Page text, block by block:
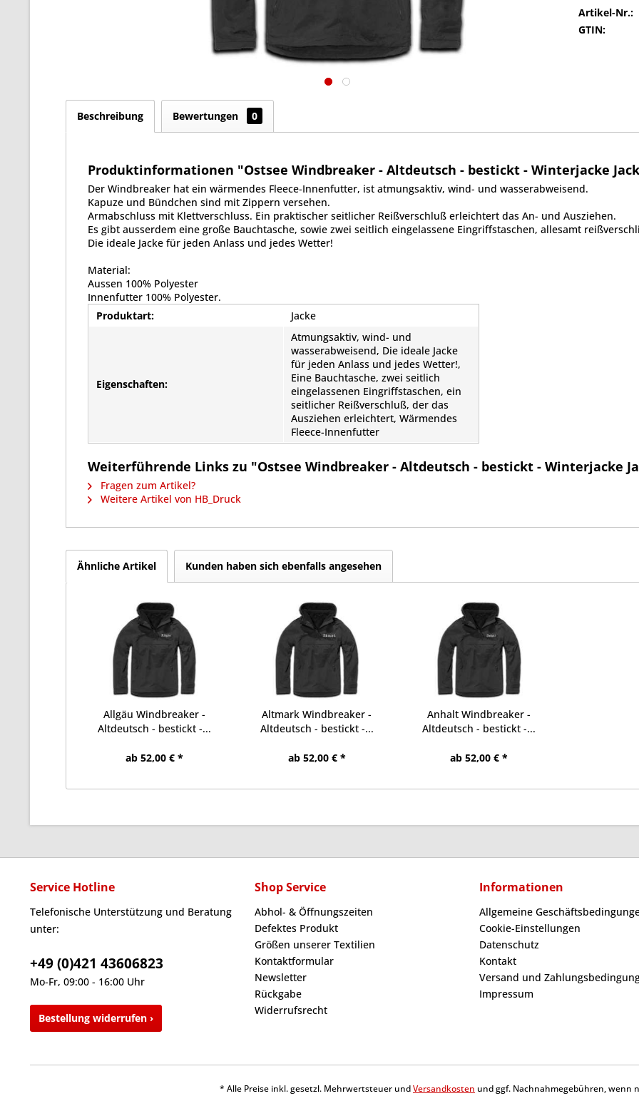
Artikel-Nr.:
GTIN:
Beschreibung Bewertungen 0
Produktinformationen "Ostsee Windbreaker - Altdeutsch - bestickt - Winterjacke
Der Windbreaker hat ein wärmendes Fleece-Innenfutter, ist atmungsaktiv, wind- und wasserabweisend.
Kapuze und Bündchen sind mit Zippern versehen.
Armabschluss mit Klettverschluss. Ein praktischer seitlicher Reißverschluß erleichtert das An- und Ausziehen.
Es gibt ausserdem eine große Bauchtasche, sowie zwei seitlich eingelassene Eingriffstaschen, allesamt
Die ideale Jacke für jeden Anlass und jedes Wetter!
Material:
Aussen 100% Polyester
Innenfutter 100% Polyester.
Produktart:
Jacke
Eigenschaften:
Atmungsaktiv, wind- und
wasserabweisend, Die ideale Jacke
für jeden Anlass und jedes Wetter!,
Eine Bauchtasche, zwei seitlich
eingelassenen Eingriffstaschen, ein
seitlicher Reißverschluß, der das
Ausziehen erleichtert, Wärmendes
Fleece-Innenfutter
Weiterführende Links zu "Ostsee Windbreaker - Altdeutsch - bestickt - Winterjacke
Fragen zum Artikel?
Weitere Artikel von HB_Druck
Ähnliche Artikel Kunden haben sich ebenfalls angesehen
Allgäu Windbreaker -
Altdeutsch - bestickt -...
ab 52,00 € *
Altmark Windbreaker -
Altdeutsch - bestickt -...
ab 52,00 € *
Anhalt Windbreaker -
Altdeutsch - bestickt -...
ab 52,00 € *
Service Hotline
Telefonische Unterstützung und Beratung
unter:
+49 (0)421 43606823
Mo-Fr, 09:00 - 16:00 Uhr
Bestellung widerrufen ›
Shop Service
Abhol- & Öffnungszeiten
Defektes Produkt
Größen unserer Textilien
Kontaktformular
Newsletter
Rückgabe
Widerrufsrecht
Informationen
Allgemeine
Cookie-Einstellungen
Datenschutz
Kontakt
Versand und
Impressum
* Alle Preise inkl. gesetzl. Mehrwertsteuer undVersandkosten und ggf. Nachnahmegebühren, wenn